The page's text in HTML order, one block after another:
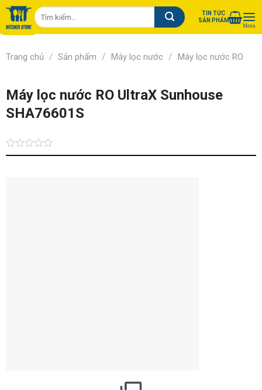
Chuyển
đến
nội
dung
Tìm
kiếm:
TIN TỨC
SẢN PHẨM
Trang chủ / Sản phẩm / Máy lọc nước / Máy lọc nước RO
Máy lọc nước RO UltraX Sunhouse
SHA76601S
Được